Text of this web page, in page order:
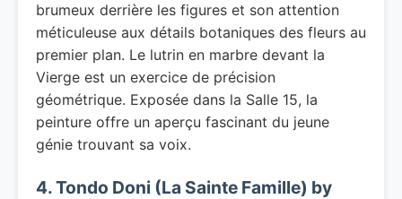
brumeux derrière les figures et son attention
méticuleuse aux détails botaniques des fleurs au
premier plan. Le lutrin en marbre devant la
Vierge est un exercice de précision
géométrique. Exposée dans la Salle 15, la
peinture offre un aperçu fascinant du jeune
génie trouvant sa voix.
4. Tondo Doni (La Sainte Famille) by